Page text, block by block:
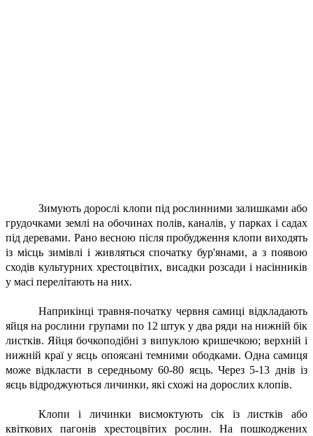
Зимують дорослі клопи під рослинними залишками або
грудочками землі на обочинах полів, каналів, у парках і садах
під деревами. Рано весною після пробудження клопи виходять
із місць зимівлі і живляться спочатку бур'янами, а з появою
сходів культурних хрестоцвітих, висадки розсади і насінників
у масі перелітають на них.
Наприкінці травня-початку червня самиці відкладають
яйця на рослини групами по 12 штук у два ряди на нижній бік
листків. Яйця бочкоподібні з випуклою кришечкою; верхній і
нижній краї у яєць опоясані темними ободками. Одна самиця
може відкласти в середньому 60-80 яєць. Через 5-13 днів із
яєць відроджуються личинки, які схожі на дорослих клопів.
Клопи і личинки висмоктують сік із листків або
квіткових пагонів хрестоцвітих рослин. На пошкоджених